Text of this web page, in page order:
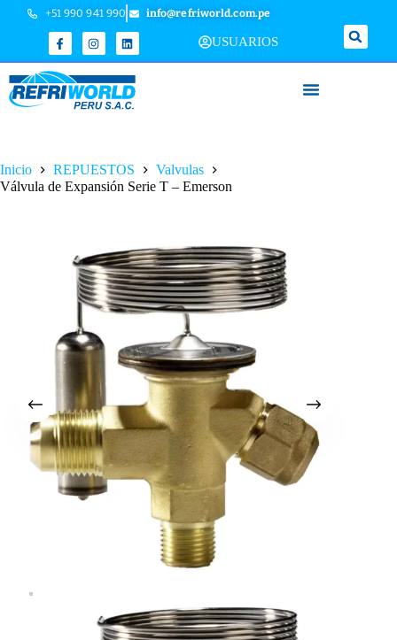
+51 990 941 990 info@refriworld.com.pe
USUARIOS
Inicio REPUESTOS
Valvulas
Válvula de Expansión Serie T – Emerson